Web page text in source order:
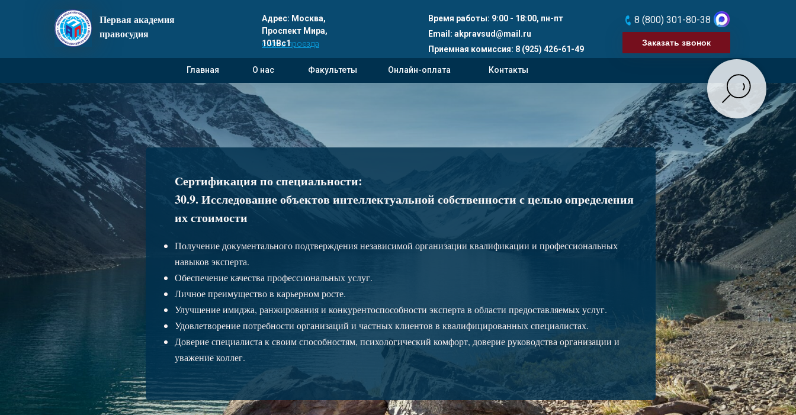
Первая академия
правосудия
Время работы: 9:00 - 18:00, пн-пт
Приемная комиссия: 8 (925) 426-61-49
Email: akpravsud@mail.ru
схема проезда
8 (800) 301-80-38
Заказать звонок
Адрес: Москва,
Проспект Мира,
101Вс1
Главная О нас Факультеты Онлайн-оплата Контакты
Сертификация по специальности:
30.9. Исследование объектов интеллектуальной собственности с целью определения
их стоимости
Получение документального подтверждения независимой организации квалификации и профессиональных
навыков эксперта.
Обеспечение качества профессиональных услуг.
Личное преимущество в карьерном росте.
Улучшение имиджа, ранжирования и конкурентоспособности эксперта в области предоставляемых услуг.
Удовлетворение потребности организаций и частных клиентов в квалифицированных специалистах.
Доверие специалиста к своим способностям, психологический комфорт, доверие руководства организации и
уважение коллег.